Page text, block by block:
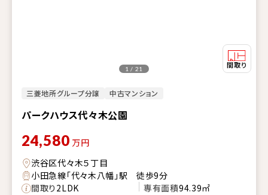
三菱地所グループ分譲 中古マンション
パークハウス代々木公園
1 / 21
24,580 万円
渋谷区代々木５丁目
小田急線「代々木八幡」駅 徒歩9分
間取り2LDK 専有面積94.39㎡